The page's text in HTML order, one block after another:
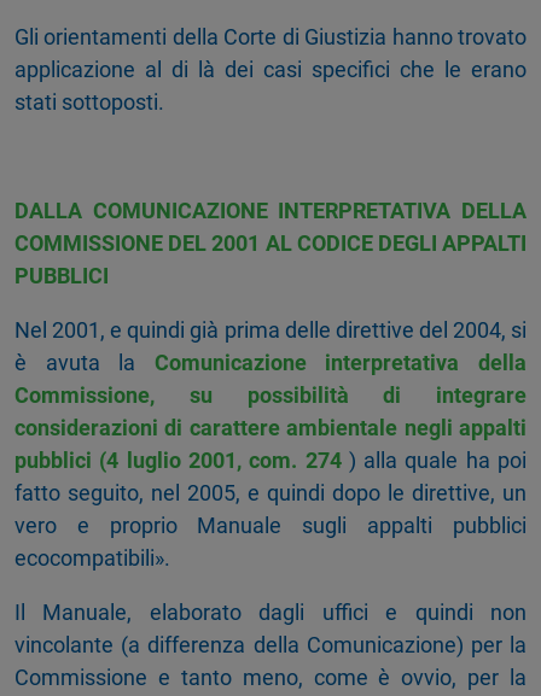
Gli orientamenti della Corte di Giustizia hanno trovato
applicazione al di là dei casi specifici che le erano
stati sottoposti.
DALLA COMUNICAZIONE INTERPRETATIVA DELLA
COMMISSIONE DEL 2001 AL CODICE DEGLI APPALTI
PUBBLICI
Nel 2001, e quindi già prima delle direttive del 2004, si
è avuta la Comunicazione interpretativa della
Commissione, su possibilità di integrare
considerazioni di carattere ambientale negli appalti
pubblici (4 luglio 2001, com. 274 ) alla quale ha poi
fatto seguito, nel 2005, e quindi dopo le direttive, un
vero e proprio Manuale sugli appalti pubblici
ecocompatibili».
Il Manuale, elaborato dagli uffici e quindi non
vincolante (a differenza della Comunicazione) per la
Commissione e tanto meno, come è ovvio, per la